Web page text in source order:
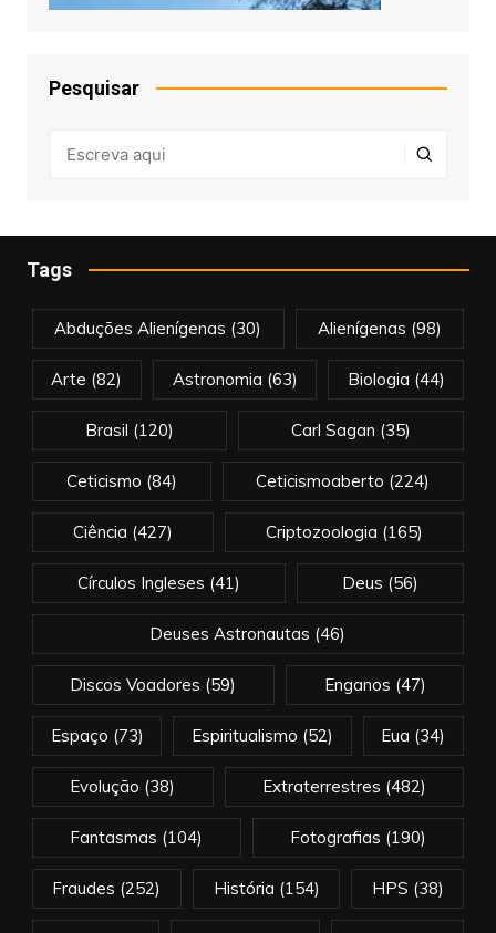
Pesquisar
Tags
Abduções Alienígenas (30) Alienígenas (98)
Arte (82) Astronomia (63) Biologia (44)
Brasil (120) Carl Sagan (35)
Ceticismo (84) Ceticismoaberto (224)
Ciência (427) Criptozoologia (165)
Círculos Ingleses (41) Deus (56)
Deuses Astronautas (46)
Discos Voadores (59) Enganos (47)
Espaço (73) Espiritualismo (52) Eua (34)
Evolução (38) Extraterrestres (482)
Fantasmas (104) Fotografias (190)
Fraudes (252) História (154) HPS (38)